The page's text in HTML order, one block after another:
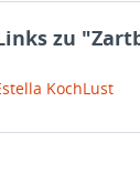
zu
KochLust